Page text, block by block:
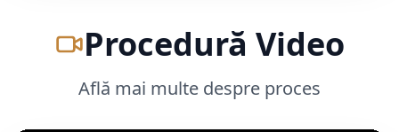
Procedură Video
Află mai multe despre proces